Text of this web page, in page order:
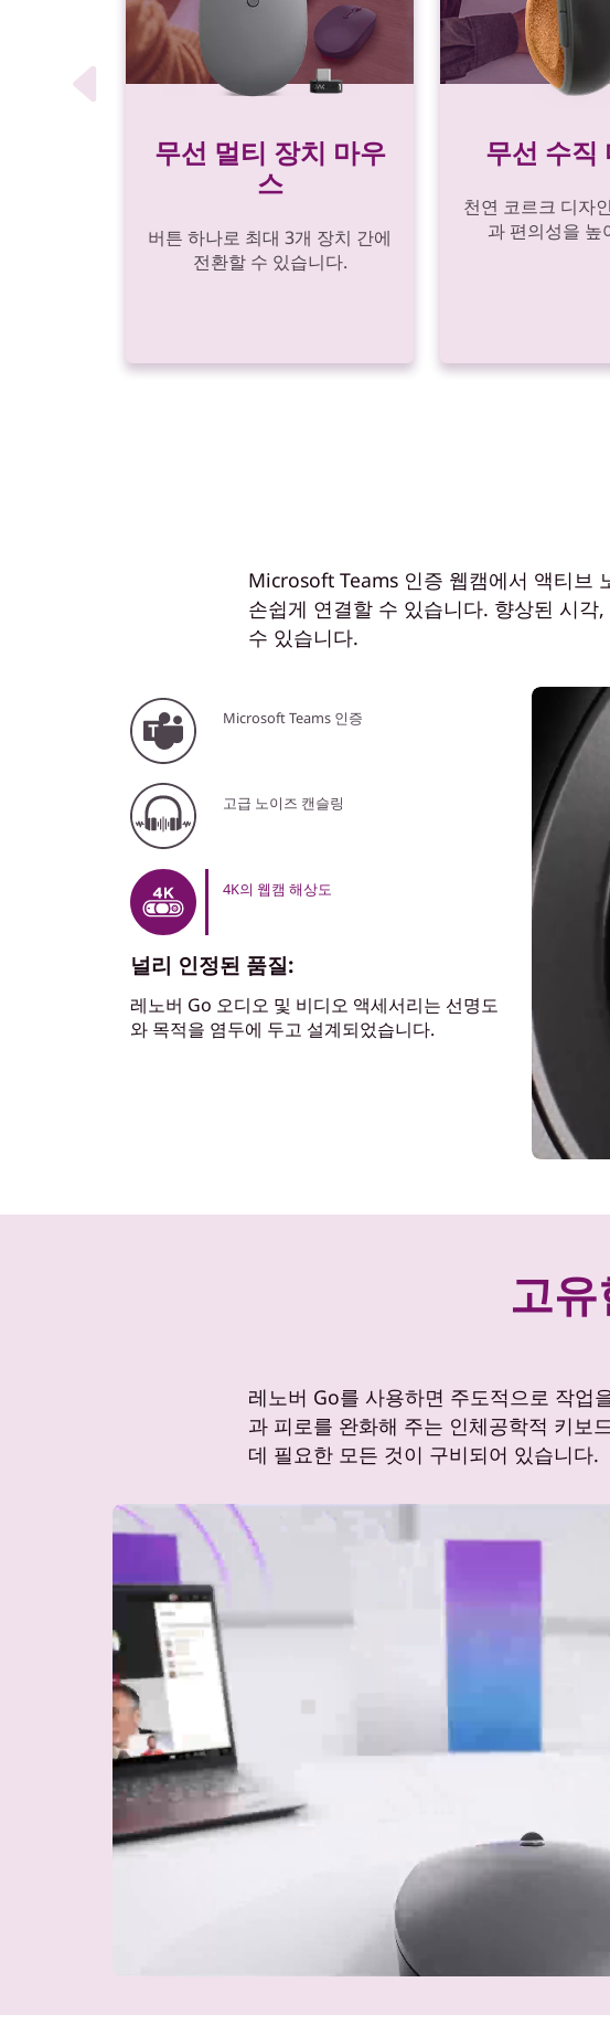
무선 멀티 장치 마우
스
버튼 하나로 최대 3개 장치 간에
전환할 수 있습니다.
무선 수직
천연 코르크 디자
과 편의성을 높
Microsoft Teams 인증 웹캠에서 액티브
손쉽게 연결할 수 있습니다. 향상된 시
수 있습니다.
Microsoft Teams 인증
고급 노이즈 캔슬링
4K의 웹캠 해상도
널리 인정된 품질:
레노버 Go 오디오 및 비디오 액세서리는 선명도
와 목적을 염두에 두고 설계되었습니다.
고
레노버 Go를 사용하면 주도적으로 작업
과 피로를 완화해 주는 인체공학적 키보
데 필요한 모든 것이 구비되어 있습니다.